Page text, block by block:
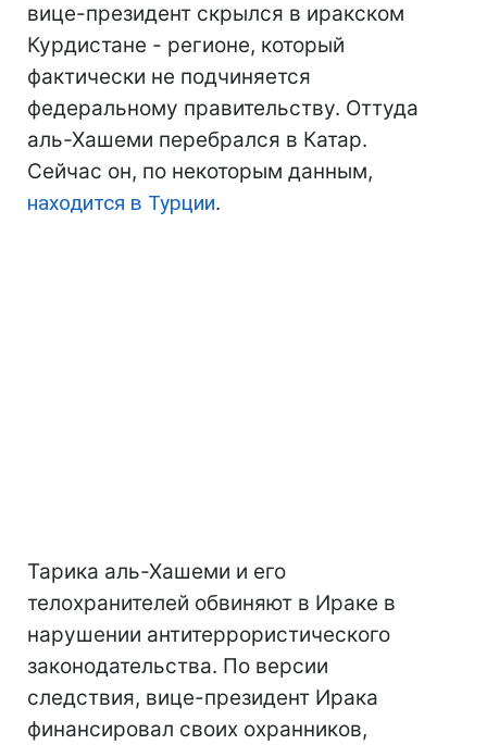
вице-президент скрылся в иракском
Курдистане - регионе, который
фактически не подчиняется
федеральному правительству. Оттуда
аль-Хашеми перебрался в Катар.
Сейчас он, по некоторым данным,
находится в Турции.
Тарика аль-Хашеми и его
телохранителей обвиняют в Ираке в
нарушении антитеррористического
законодательства. По версии
следствия, вице-президент Ирака
финансировал своих охранников,